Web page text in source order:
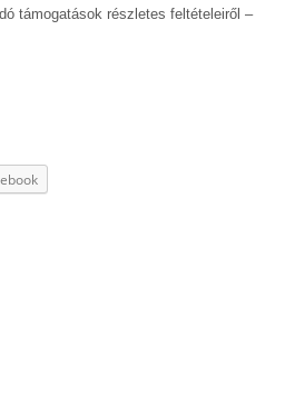
támogatások részletes feltételeiről –